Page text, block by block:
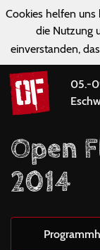
Cookies helfen uns
die Nutzung
einverstanden,
05.-
Open
2014